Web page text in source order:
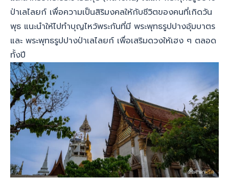
ป่าเลไลยก์ เพื่อความเป็นสิริมงคลให้กับชีวิตของคนที่เกิดวัน
พุธ แนะนำให้ไปทำบุญไหว้พระกันที่มี พระพุทธรูปปางอุ้มบาตร
และ พระพุทธรูปปางป่าเลไลยก์ เพื่อเสริมดวงให้เฮง ๆ ตลอด
ทั้งปี